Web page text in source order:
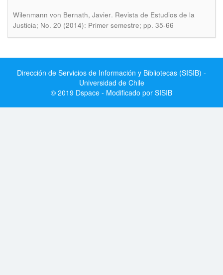
Wilenmann von Bernath, Javier. Revista de Estudios de la
Justicia; No. 20 (2014): Primer semestre; pp. 35-66
Dirección de Servicios de Información y Bibliotecas (SISIB) -
Universidad de Chile
© 2019 Dspace - Modificado por SISIB